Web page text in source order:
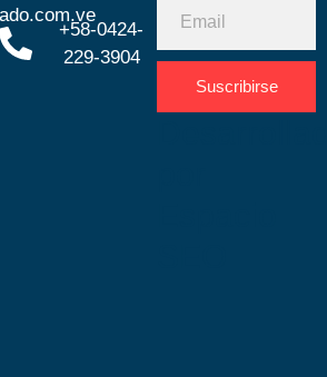
+58-0424-
229-3904
Suscribirse